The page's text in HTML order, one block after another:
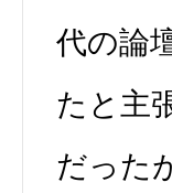
代の論
たと主
だった